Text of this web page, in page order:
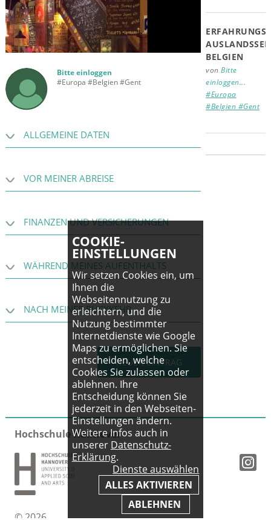
Bitte einloggen
#Europa #Belgien #Gent
ALLGEMEINE DATEN
VOR MEINER ABREISE
FINANZEN UND VERSICHERUNGEN
WÄHREND MEINES AUFENTHALTS
NACH MEINER RÜCKKEHR
NEUER EINTRAG
BELGIEN
vonBitte
einloggen...
#Europa
#Belgien #Gent
Hochschule Hannover
© 2026
COOKIE-
EINSTELLUNGEN
Wir setzen Cookies ein, um
Ihnen die
Webseitennutzung zu
erleichtern, und die
Nutzung bestimmter
Internetdienste wie Google
Maps zu ermöglichen. Sie
entscheiden, welche
Cookies Sie zulassen oder
ablehnen. Ihre
Entscheidung können Sie
jederzeit in den Webseiten-
Einstellungen ändern.
Weitere Infos auch in
unserer Datenschutz-
Erklärung.
Dienste auswählen
ALLES AKTIVIEREN
ABLEHNEN